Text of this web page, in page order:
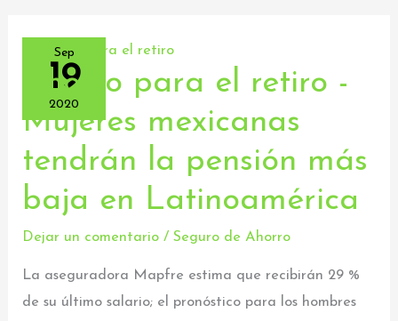
Sep
19
2020
Ahorro para el retiro -
Mujeres mexicanas
tendrán la pensión más
baja en Latinoamérica
Dejar un comentario /Seguro de Ahorro
La aseguradora Mapfre estima que recibirán 29 %
de su último salario; el pronóstico para los hombres
Ahorro
para
el
retiro
-
Mujeres
mexicanas